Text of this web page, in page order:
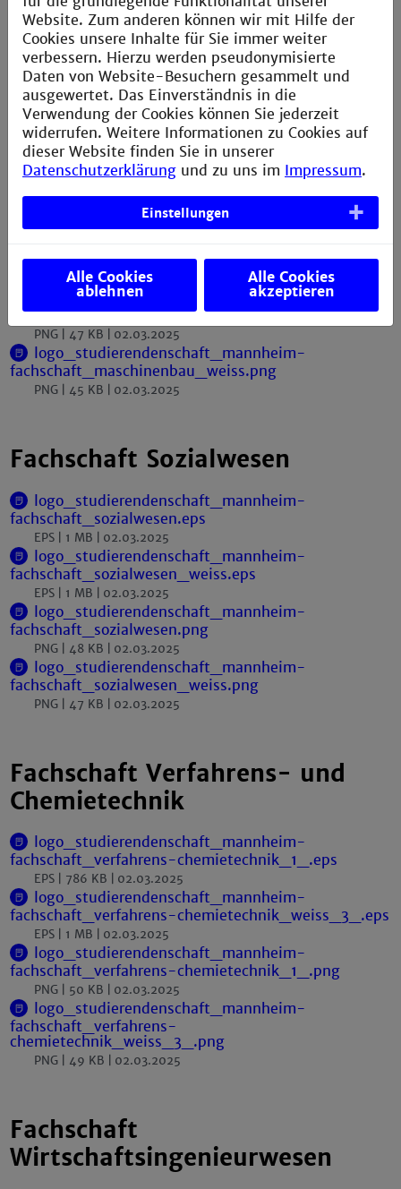
PNG 47 KB 02.03.2025
logo_studierendenschaft_mannheim-
fachschaft_informationstechnik_weiss.png
PNG 46 KB 02.03.2025
Fachschaft Maschinenbau
fachschaft_maschinenbau.eps
fachschaft_maschinenbau_weiss.eps
1 MB 02.03.2025
logo_studierendenschaft_mannheim-
fachschaft_maschinenbau.png
PNG 47 KB 02.03.2025
logo_studierendenschaft_mannheim-
fachschaft_maschinenbau_weiss.png
PNG 45 KB 02.03.2025
Fachschaft Sozialwesen
logo_studierendenschaft_mannheim-
fachschaft_sozialwesen.eps
EPS 1 MB 02.03.2025
logo_studierendenschaft_mannheim-
fachschaft_sozialwesen_weiss.eps
EPS 1 MB 02.03.2025
logo_studierendenschaft_mannheim-
fachschaft_sozialwesen.png
PNG 48 KB 02.03.2025
logo_studierendenschaft_mannheim-
fachschaft_sozialwesen_weiss.png
PNG 47 KB 02.03.2025
Fachschaft Verfahrens- und
Chemietechnik
logo_studierendenschaft_mannheim-
fachschaft_verfahrens-chemietechnik_1_.eps
EPS 786 KB 02.03.2025
logo_studierendenschaft_mannheim-
fachschaft_verfahrens-chemietechnik_weiss_3_.eps
EPS 1 MB 02.03.2025
logo_studierendenschaft_mannheim-
fachschaft_verfahrens-chemietechnik_1_.png
PNG 50 KB 02.03.2025
logo_studierendenschaft_mannheim-
fachschaft_verfahrens-
chemietechnik_weiss_3_.png
PNG 49 KB 02.03.2025
Fachschaft
Wirtschaftsingenieurwesen
Website. Zum anderen können wir mit Hilfe der
Cookies unsere Inhalte für Sie immer weiter
verbessern. Hierzu werden pseudonymisierte
Daten von Website-Besuchern gesammelt und
ausgewertet. Das Einverständnis in die
Verwendung der Cookies können Sie jederzeit
widerrufen. Weitere Informationen zu Cookies auf
dieser Website finden Sie in unserer
Datenschutzerklärung und zu uns im Impressum.
Einstellungen
Alle Cookies
ablehnen
Alle Cookies
akzeptieren